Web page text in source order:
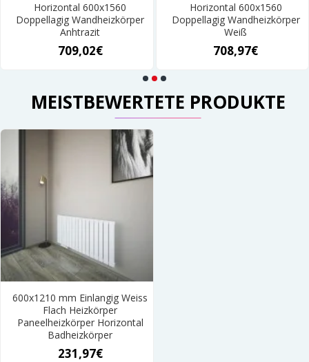
Horizontal 600x1560
Doppellagig Wandheizkörper
Anhtrazit
709,02€
Horizontal 600x1560
Doppellagig Wandheizkörper
Weiß
708,97€
MEISTBEWERTETE PRODUKTE
600x1210 mm Einlangig Weiss
Flach Heizkörper
Paneelheizkörper Horizontal
Badheizkörper
231,97€